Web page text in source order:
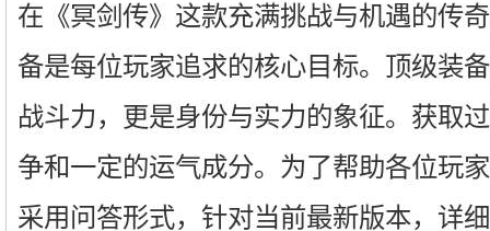
在《冥剑传》这款充满挑战与机遇的传
备是每位玩家追求的核心目标。顶级装
战斗力，更是身份与实力的象征。获取
争和一定的运气成分。为了帮助各位玩
采用问答形式，针对当前最新版本，详